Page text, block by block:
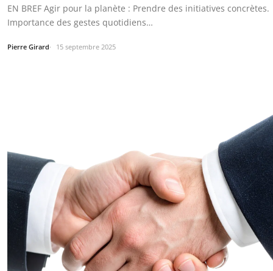
EN BREF Agir pour la planète : Prendre des initiatives concrètes.
Importance des gestes quotidiens…
Pierre Girard 15 septembre 2025